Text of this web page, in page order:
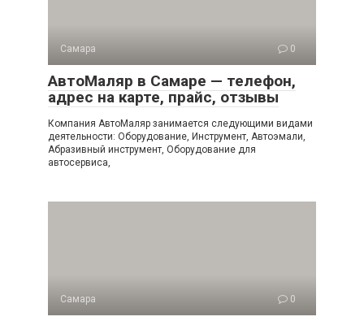
Самара 0
АвтоМаляр в Самаре — телефон,
адрес на карте, прайс, отзывы
Компания АвтоМаляр занимается следующими видами
деятельности: Оборудование, Инструмент, Автоэмали,
Абразивный инструмент, Оборудование для
автосервиса,
Самара 0